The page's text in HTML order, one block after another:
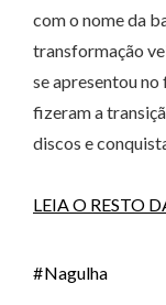
com o nome da
transformação
se apresentou
fizeram a
discos e
LEIA O RESTO
Nagulha